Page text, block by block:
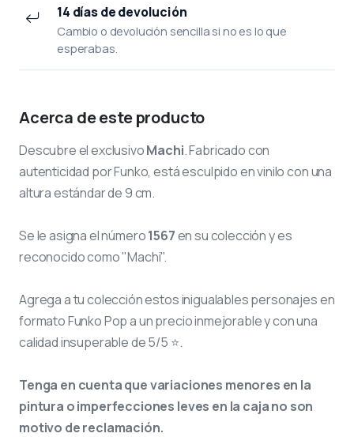
14 días de devolución
Cambio o devolución sencilla si no es lo que
esperabas.
Acerca de este producto
Descubre el exclusivoMachi. Fabricado con
autenticidad por Funko, está esculpido en vinilo con una
altura estándar de 9 cm.
Se le asigna el número1567en su colección y es
reconocido como "Machi".
Agrega a tu colección estos inigualables personajes en
formato Funko Pop a un precio inmejorable y con una
calidad insuperable de 5/5 ⭐.
Tenga en cuenta que variaciones menores en la
pintura o imperfecciones leves en la caja no son
motivo de reclamación.